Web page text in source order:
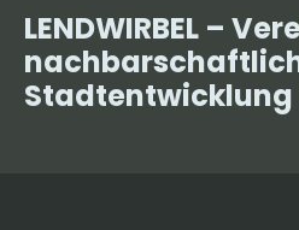
LENDWIRBEL –
Stadtentwicklung